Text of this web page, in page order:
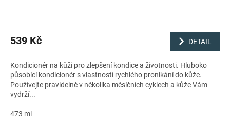
539 Kč DETAIL
Kondicionér na kůži pro zlepšení kondice a životnosti. Hluboko
působící kondicionér s vlastností rychlého pronikání do kůže.
Používejte pravidelně v několika měsíčních cyklech a kůže Vám
vydrží...
473 ml